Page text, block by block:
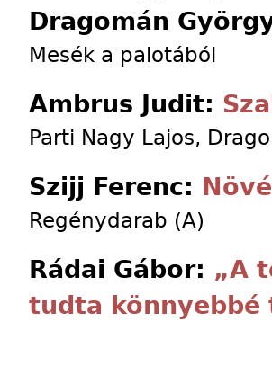
Dragomán
Mesék a palotából
Ambrus Judit:
Parti Nagy Lajos,
Szijj Ferenc:
Regénydarab (A)
Rádai Gábor: „A
tudta könnyebbé